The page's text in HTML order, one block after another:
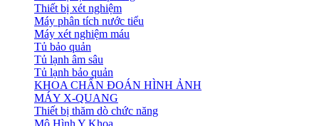
Thiết bị xét nghiệm
Máy phân tích nước tiểu
Máy xét nghiệm máu
Tủ bảo quản
Tủ lạnh âm sâu
Tủ lạnh bảo quản
KHOA CHẨN ĐOÁN HÌNH ẢNH
MÁY X-QUANG
Thiết bị thăm dò chức năng
Mô Hình Y Khoa